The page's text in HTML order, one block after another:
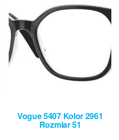
Vogue 5407 Kolor 2961
Rozmiar 51